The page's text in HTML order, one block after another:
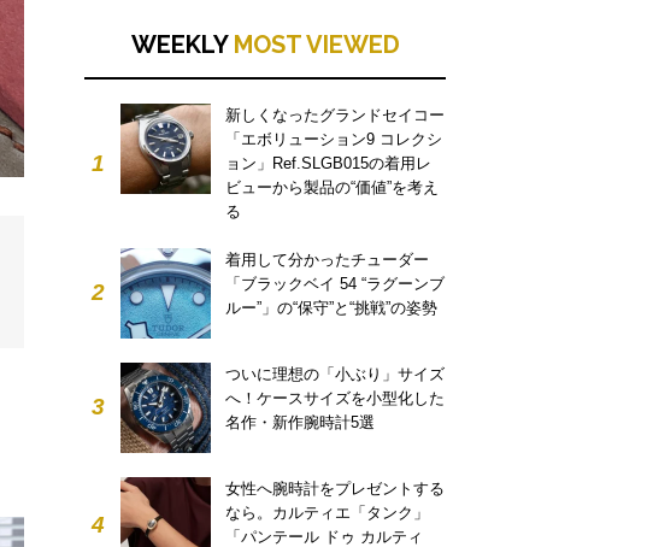
WEEKLY MOST VIEWED
1
新しくなったグランドセイコー
「エボリューション9 コレクシ
ョン」Ref.SLGB015の着用レ
ビューから製品の“価値”を考え
る
2
着用して分かったチューダー
「ブラックベイ 54 “ラグーンブ
ルー”」の“保守”と“挑戦”の姿勢
3
ついに理想の「小ぶり」サイズ
へ！ケースサイズを小型化した
名作・新作腕時計5選
4
女性へ腕時計をプレゼントする
なら。カルティエ「タンク」
「パンテール ドゥ カルティ